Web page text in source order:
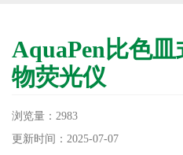
AquaPen比色
物荧光仪
浏览量：2983
更新时间：2025-07-07